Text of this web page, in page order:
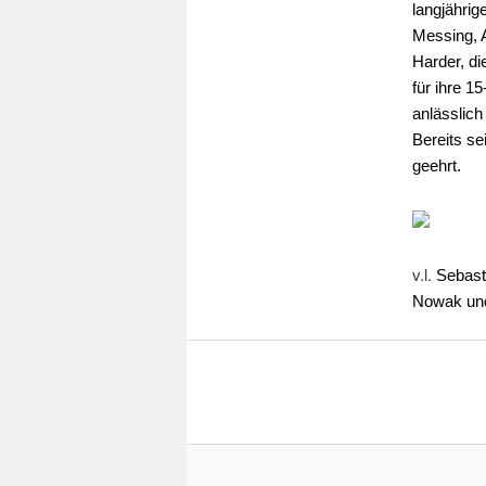
Messing,
Harder,
für ihre
Bereits
geehrt.
v.l.
Nowak